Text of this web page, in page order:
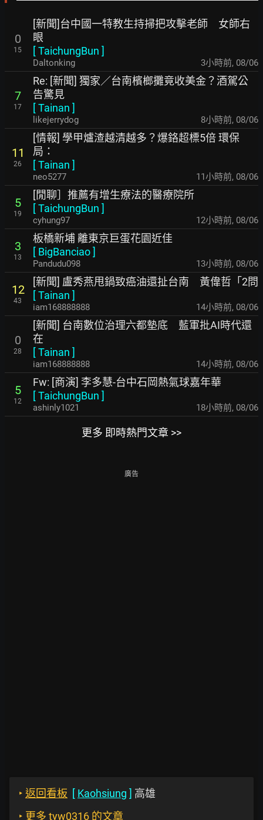
0
15
[新聞]台中國一特教生持掃把攻擊老師 女師右
眼
[TaichungBun ]
Daltonking 3小時前, 08/06
7
17
Re: [新聞] 獨家／台南檳榔攤竟收美金？酒駕公
告驚見
[Tainan ]
likejerrydog 8小時前, 08/06
11
26
[情報] 學甲爐渣越清越多？爆鉻超標5倍 環保
局：
[Tainan ]
neo5277 11小時前, 08/06
5
19
[閒聊］推薦有增生療法的醫療院所
[TaichungBun ]
cyhung97 12小時前, 08/06
3
13
板橋新埔 離東京巨蛋花園近佳
[ BigBanciao]
Pandudu098 13小時前, 08/06
12
43
[新聞] 盧秀燕甩鍋致癌油還扯台南 黃偉哲「2問
[Tainan ]
iam168888888 14小時前, 08/06
0
28
[新聞] 台南數位治理六都墊底 藍軍批AI時代還
在
[Tainan ]
iam168888888 14小時前, 08/06
5
12
Fw: [商演] 李多慧-台中石岡熱氣球嘉年華
[TaichungBun ]
ashinly1021 18小時前, 08/06
更多 即時熱門文章 >>
廣告
‣ 返回看板 [ Kaohsiung ] 高雄
‣ 更多 tyw0316 的文章